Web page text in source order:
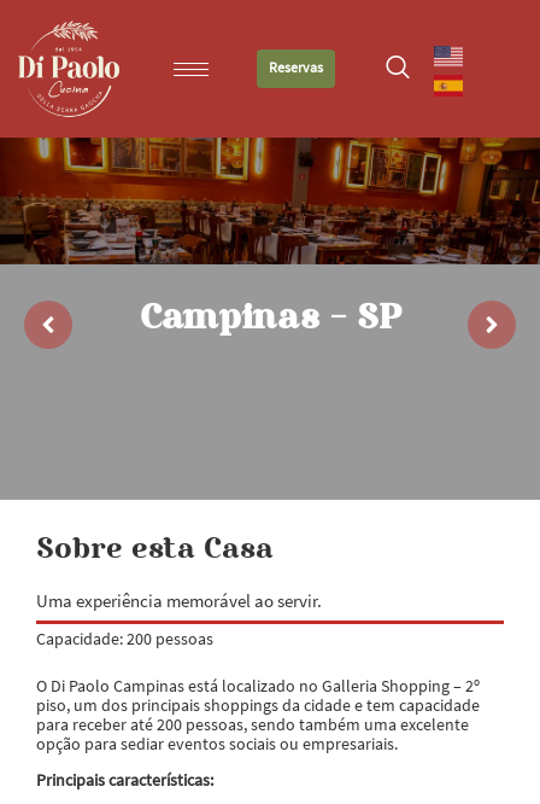
Reservas
Campinas - SP
Sobre esta Casa
Uma experiência memorável ao servir.
Capacidade: 200 pessoas
O Di Paolo Campinas está localizado no Galleria Shopping – 2º
piso, um dos principais shoppings da cidade e tem capacidade
para receber até 200 pessoas, sendo também uma excelente
opção para sediar eventos sociais ou empresariais.
Principais características: